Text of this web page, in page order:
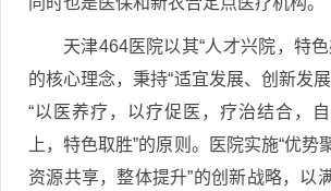
天津464医院以其“人才兴院，特
的核心理念，秉持“适宜发展、创新发
“以医养疗，以疗促医，疗治结合，
上，特色取胜”的原则。医院实施“优势
资源共享，整体提升”的创新战略，以